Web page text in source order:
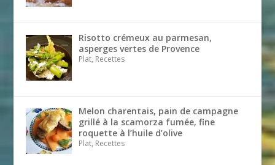
Risotto crémeux au parmesan,
asperges vertes de Provence
Plat, Recettes
Melon charentais, pain de campagne
grillé à la scamorza fumée, fine
roquette à l’huile d’olive
Plat, Recettes